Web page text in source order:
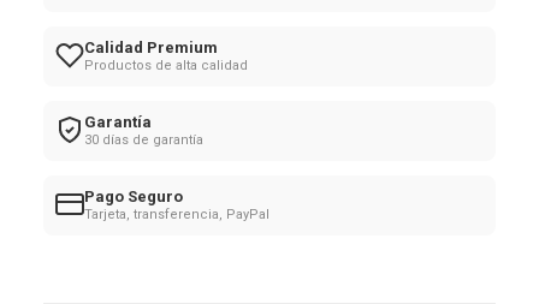
Calidad Premium
Productos de alta calidad
Garantía
30 días de garantía
Pago Seguro
Tarjeta, transferencia, PayPal